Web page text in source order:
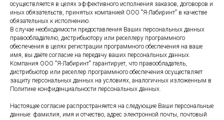
осуществляется в целях эффективного исполнения заказов, договоров и
иных обязательств, принятых компанией ООО "Я-Лабиринт" в качестве
обязательных к исполнению.
В случае необходимости предоставления Ваших персональных данных
правообладателю, дистрибьютору или реселлеру программного
обеспечения в целях регистрации программного обеспечения на ваше
имя, вы даёте согласие на передачу ваших персональных данных.
Компания ООО "Я-Лабиринт" гарантирует, что правообладатель,
дистрибьютор или реселлер программного обеспечения осуществляет
защиту персональных данных на условиях, аналогичных изложенным в
Политике конфиденциальности персональных данных.
Настоящее согласие распространяется на следующие Ваши персональные
данные: фамилия, имя и отчество, адрес электронной почты, почтовый